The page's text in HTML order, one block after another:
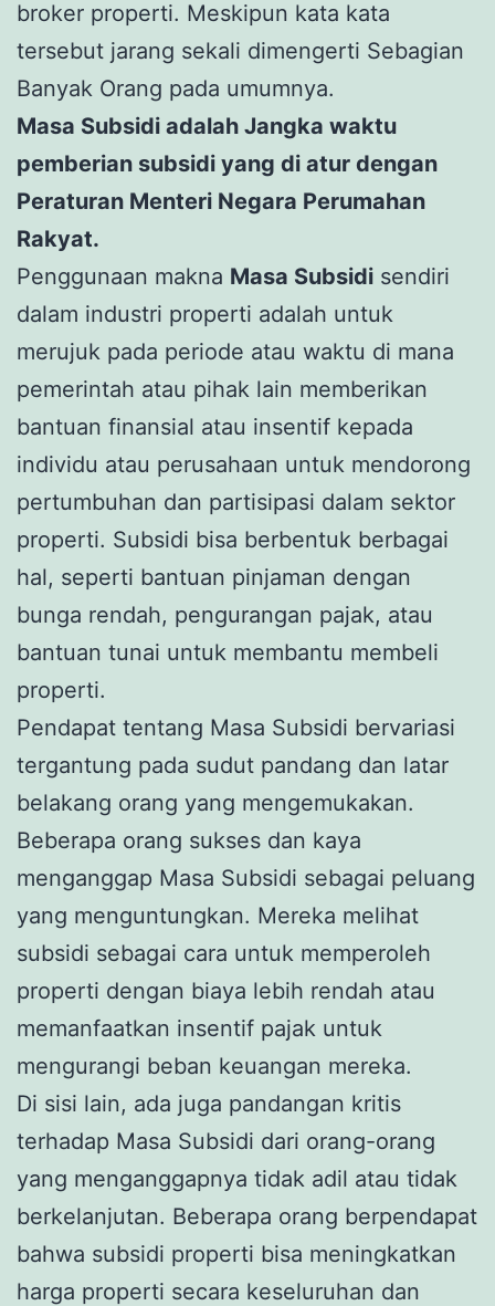
broker properti. Meskipun kata kata
tersebut jarang sekali dimengerti Sebagian
Banyak Orang pada umumnya.
Masa Subsidi adalah Jangka waktu
pemberian subsidi yang di atur dengan
Peraturan Menteri Negara Perumahan
Rakyat.
Penggunaan makna Masa Subsidi sendiri
dalam industri properti adalah untuk
merujuk pada periode atau waktu di mana
pemerintah atau pihak lain memberikan
bantuan finansial atau insentif kepada
individu atau perusahaan untuk mendorong
pertumbuhan dan partisipasi dalam sektor
properti. Subsidi bisa berbentuk berbagai
hal, seperti bantuan pinjaman dengan
bunga rendah, pengurangan pajak, atau
bantuan tunai untuk membantu membeli
properti.
Pendapat tentang Masa Subsidi bervariasi
tergantung pada sudut pandang dan latar
belakang orang yang mengemukakan.
Beberapa orang sukses dan kaya
menganggap Masa Subsidi sebagai peluang
yang menguntungkan. Mereka melihat
subsidi sebagai cara untuk memperoleh
properti dengan biaya lebih rendah atau
memanfaatkan insentif pajak untuk
mengurangi beban keuangan mereka.
Di sisi lain, ada juga pandangan kritis
terhadap Masa Subsidi dari orang-orang
yang menganggapnya tidak adil atau tidak
berkelanjutan. Beberapa orang berpendapat
bahwa subsidi properti bisa meningkatkan
harga properti secara keseluruhan dan